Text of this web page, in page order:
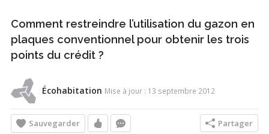
Comment restreindre l’utilisation du gazon en
plaques conventionnel pour obtenir les trois
points du crédit ?
Écohabitation Mise à jour : 13 septembre 2012
Sauvegarder Partager